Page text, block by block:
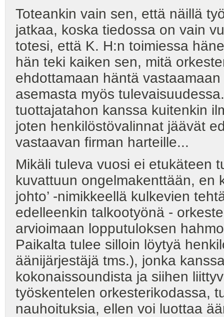
Toteankin vain sen, että näillä
jatkaa, koska tiedossa on vain
totesi, että K. H:n toimiessa
hän teki kaiken sen, mitä
ehdottamaan häntä
asemasta myös
tuottajatahon kanssa kuitenkin
joten henkilöstövalinnat jäävät
vastaavan firman harteille...
Mikäli tuleva vuosi ei etukäteen
kuvattuun ongelmakenttään, en
johto’ -nimikkeellä kulkevien
edelleenkin talkootyönä -
arvioimaan lopputuloksen
Paikalta tulee silloin löytyä
äänijärjestäjä tms.), jonka
kokonaissoundista ja siihen
työskentelen orkesterikodassa,
nauhoituksia, ellen voi luottaa